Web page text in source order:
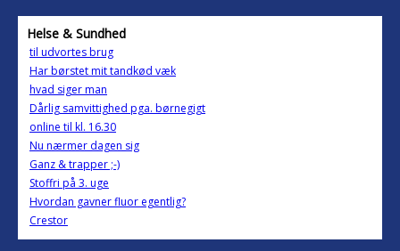
Helse & Sundhed
til udvortes brug
Har børstet mit tandkød væk
hvad siger man
Dårlig samvittighed pga. børnegigt
online til kl. 16.30
Nu nærmer dagen sig
Ganz & trapper ;-)
Stoffri på 3. uge
Hvordan gavner fluor egentlig?
Crestor